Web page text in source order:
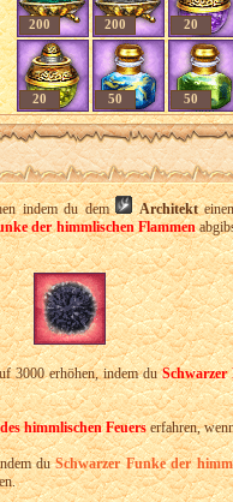
200 200 20
20 50 50
indem du dem Architekt
der himmlischen Flammen
3000 erhöhen, indem duSchwarzer
himmlischen Feuerserfahren,
duSchwarzer Funke der